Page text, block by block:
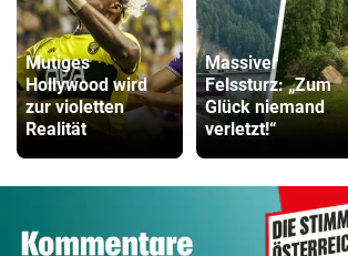
Mutiges
Hollywood wird
zur violetten
Realität
Massiver
Felssturz: „Zum
Glück niemand
verletzt!“